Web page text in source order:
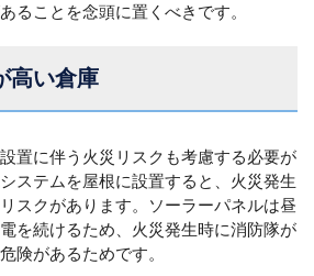
ることを念頭に置くべきです。
高い倉庫
置に伴う火災リスクも考慮する必要が
ステムを屋根に設置すると、火災発生
スクがあります。ソーラーパネルは昼
を続けるため、火災発生時に消防隊が
険があるためです。